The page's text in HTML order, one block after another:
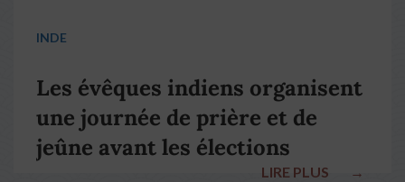
INDE
Les évêques indiens organisent
une journée de prière et de
jeûne avant les élections
LIRE PLUS →